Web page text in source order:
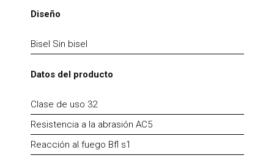
Diseño
Bisel Sin bisel
Datos del producto
Clase de uso 32
Resistencia a la abrasión AC5
Reacción al fuego Bfl s1